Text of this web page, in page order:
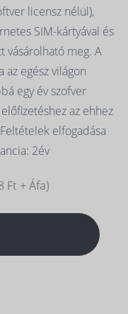
licensz nélül),
SIM-kártyával és
vásárolható meg. A
egész világon
egy év szofver
az ehhez
elfogadása
2év
Ft + Áfa)